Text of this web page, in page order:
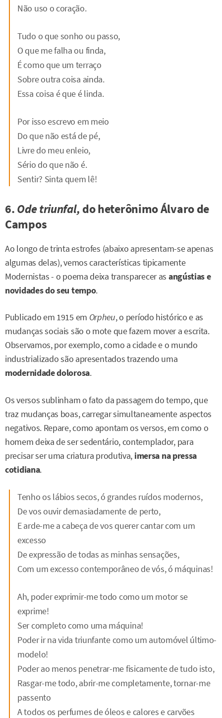
Não uso o coração.
Tudo o que sonho ou passo,
O que me falha ou finda,
É como que um terraço
Sobre outra coisa ainda.
Essa coisa é que é linda.
Por isso escrevo em meio
Do que não está de pé,
Livre do meu enleio,
Sério do que não é.
Sentir? Sinta quem lê!
6.Ode triunfal, do heterônimo Álvaro de
Campos
Ao longo de trinta estrofes (abaixo apresentam-se apenas
algumas delas), vemos características tipicamente
Modernistas - o poema deixa transparecer as angústias e
novidades do seu tempo.
Publicado em 1915 em Orpheu, o período histórico e as
mudanças sociais são o mote que fazem mover a escrita.
Observamos, por exemplo, como a cidade e o mundo
industrializado são apresentados trazendo uma
modernidade dolorosa.
Os versos sublinham o fato da passagem do tempo, que
traz mudanças boas, carregar simultaneamente aspectos
negativos. Repare, como apontam os versos, em como o
homem deixa de ser sedentário, contemplador, para
precisar ser uma criatura produtiva, imersa na pressa
cotidiana.
Tenho os lábios secos, ó grandes ruídos modernos,
De vos ouvir demasiadamente de perto,
E arde-me a cabeça de vos querer cantar com um
excesso
De expressão de todas as minhas sensações,
Com um excesso contemporâneo de vós, ó máquinas!
Ah, poder exprimir-me todo como um motor se
exprime!
Ser completo como uma máquina!
Poder ir na vida triunfante como um automóvel último-
modelo!
Poder ao menos penetrar-me fisicamente de tudo isto,
Rasgar-me todo, abrir-me completamente, tornar-me
passento
A todos os perfumes de óleos e calores e carvões